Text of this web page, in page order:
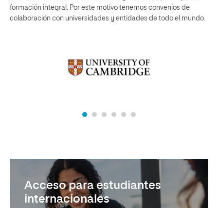
formación integral. Por este motivo tenemos convenios de
colaboración con universidades y entidades de todo el mundo.
Acceso para estudiantes
internacionales